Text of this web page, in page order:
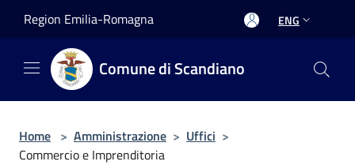
Region Emilia-Romagna ENG
Comune di Scandiano
Home > Amministrazione > Uffici >
Commercio e Imprenditoria